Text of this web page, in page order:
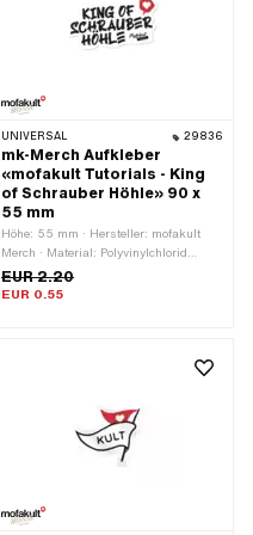
UNIVERSAL 29836
mk-Merch Aufkleber
«mofakult Tutorials - King
of Schrauber Höhle» 90 x
55 mm
Höhe: 55 mm · Hersteller: mofakult
Merch · Material: Polyvinylchlorid
(PVC) · Farbe: weiss ·
Verwendungsort: Universal · Breite: 90
benzinbeständig · Transferfolie: Nein
EUR 2.20
EUR 0.55